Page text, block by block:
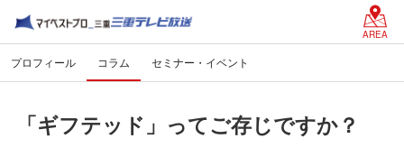
AREA
プロフィール コラム セミナー・イベント
「ギフテッド」ってご存じですか？